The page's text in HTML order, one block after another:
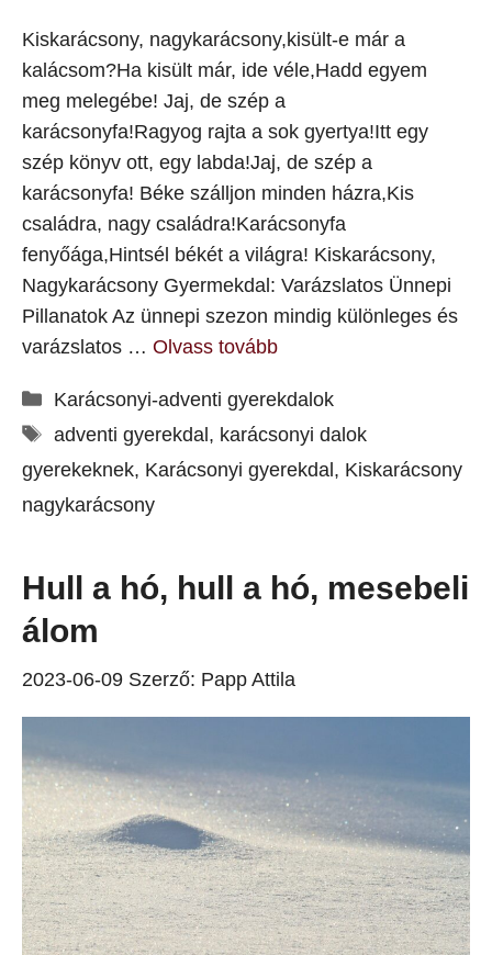
Kiskarácsony, nagykarácsony,kisült-e már a
kalácsom?Ha kisült már, ide véle,Hadd egyem
meg melegébe! Jaj, de szép a
karácsonyfa!Ragyog rajta a sok gyertya!Itt egy
szép könyv ott, egy labda!Jaj, de szép a
karácsonyfa! Béke szálljon minden házra,Kis
családra, nagy családra!Karácsonyfa
fenyőága,Hintsél békét a világra! Kiskarácsony,
Nagykarácsony Gyermekdal: Varázslatos Ünnepi
Pillanatok Az ünnepi szezon mindig különleges és
varázslatos … Olvass tovább
Kategória
Karácsonyi-adventi gyerekdalok
Címkék
adventi gyerekdal, karácsonyi dalok
gyerekeknek, Karácsonyi gyerekdal, Kiskarácsony
nagykarácsony
Hull a hó, hull a hó, mesebeli
álom
2023-06-09 Szerző: Papp Attila